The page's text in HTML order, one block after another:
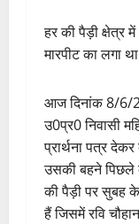
हर की पैड़ी क्षेत्र
मारपीट का लगा
आज दिनांक 8/6/
उ0प्र0 निवासी
प्रार्थना पत्र
उसकी बहने पिछले
की पैड़ी पर सुबह
हैं जिसमें रवि